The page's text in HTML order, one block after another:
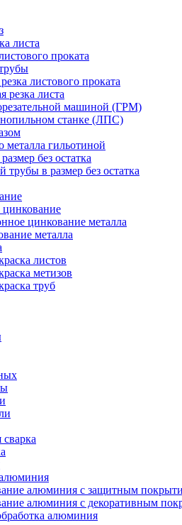
листа
проката
листового проката
резка листа
машиной (ГРМ)
станке (ЛПС)
металла гильотиной
без остатка
трубы в размер без остатка
цинкование
цинкование металла
металла
листов
метизов
труб
сварка
алюминия с защитным
алюминия с декоративным
алюминия